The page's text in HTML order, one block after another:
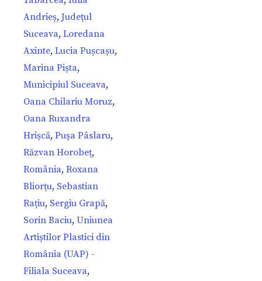
Andrieș, Județul
Suceava, Loredana
Axinte, Lucia Pușcașu,
Marina Pișta,
Municipiul Suceava,
Oana Chilariu Moruz,
Oana Ruxandra
Hrișcă, Pușa Pâslaru,
Răzvan Horobeț,
România, Roxana
Bliorțu, Sebastian
Rațiu, Sergiu Grapă,
Sorin Baciu, Uniunea
Artiștilor Plastici din
România (UAP) -
Filiala Suceava,